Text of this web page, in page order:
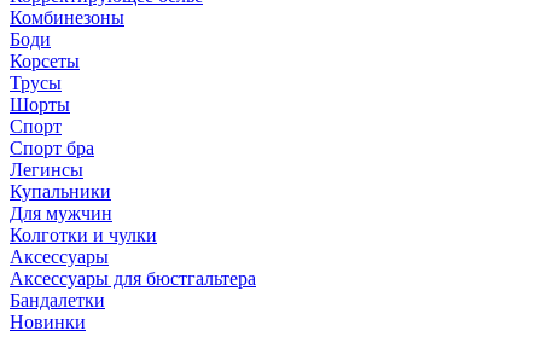
Комбинезоны
Боди
Корсеты
Трусы
Шорты
Спорт
Спорт бра
Легинсы
Купальники
Для мужчин
Колготки и чулки
Аксессуары
Аксессуары для бюстгальтера
Бандалетки
Новинки